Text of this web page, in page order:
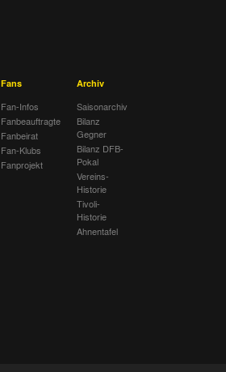
Fans
Fan-Infos
Fanbeauftragte
Fanbeirat
Fan-Klubs
Fanprojekt
Archiv
Saisonarchiv
Bilanz
Gegner
Bilanz DFB-
Pokal
Vereins-
Historie
Tivoli-
Historie
Ahnentafel